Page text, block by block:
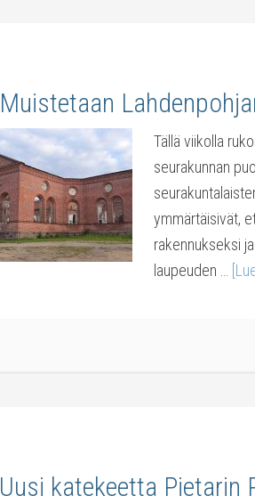
Muistetaan
Tällä viikolla
seurakunnan
ymmärtäisivät,
rakennukseksi
laupeuden …
Uusi katekeetta Pietarin